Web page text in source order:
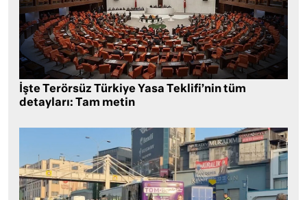
İşte Terörsüz Türkiye Yasa Teklifi’nin tüm
detayları: Tam metin